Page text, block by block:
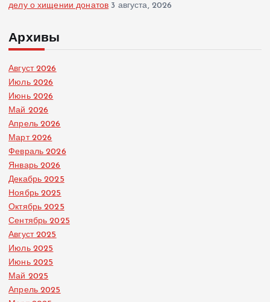
делу о хищении донатов 3 августа, 2026
Архивы
Август 2026
Июль 2026
Июнь 2026
Май 2026
Апрель 2026
Март 2026
Февраль 2026
Январь 2026
Декабрь 2025
Ноябрь 2025
Октябрь 2025
Сентябрь 2025
Август 2025
Июль 2025
Июнь 2025
Май 2025
Апрель 2025